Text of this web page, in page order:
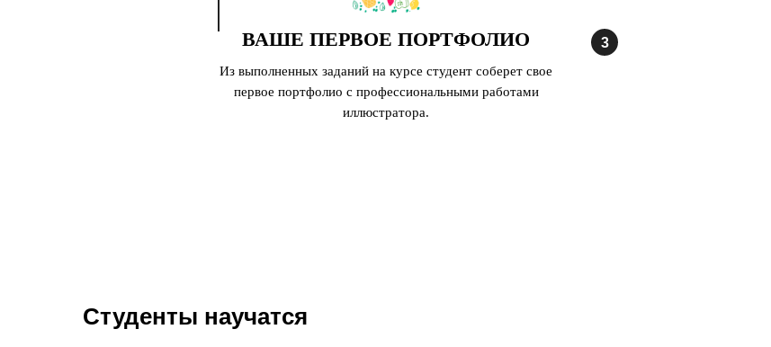
ВАШЕ ПЕРВОЕ ПОРТФОЛИО
Из выполненных заданий на курсе студент соберет свое
первое портфолио с профессиональными работами
иллюстратора.
Студенты научатся